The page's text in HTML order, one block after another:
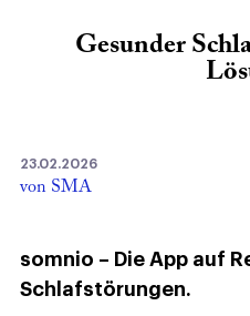
Gesunder
23.02.2026
von SMA
somnio – Die App auf
Schlafstörungen.